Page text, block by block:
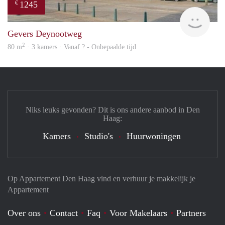
€ 1245
Gevers Deynootweg
80 m2 · 3 kamers · Vanaf ? - Onbepaalde tijd
Op Appartement Den Haag vind en verhuur je makkelijk je
Appartement
Over ons Contact Faq Voor Makelaars Partners
Niks leuks gevonden? Dit is ons andere aanbod in Den
Haag:
Kamers Studio's Huurwoningen